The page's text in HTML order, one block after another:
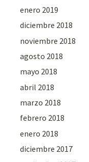
enero 2019
diciembre 2018
noviembre 2018
agosto 2018
mayo 2018
abril 2018
marzo 2018
febrero 2018
enero 2018
diciembre 2017